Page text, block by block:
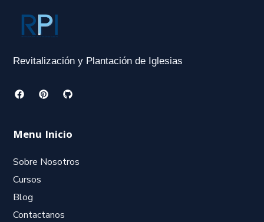
Revitalización y Plantación de Iglesias
Menu Inicio
Sobre Nosotros
Cursos
Blog
Contactanos